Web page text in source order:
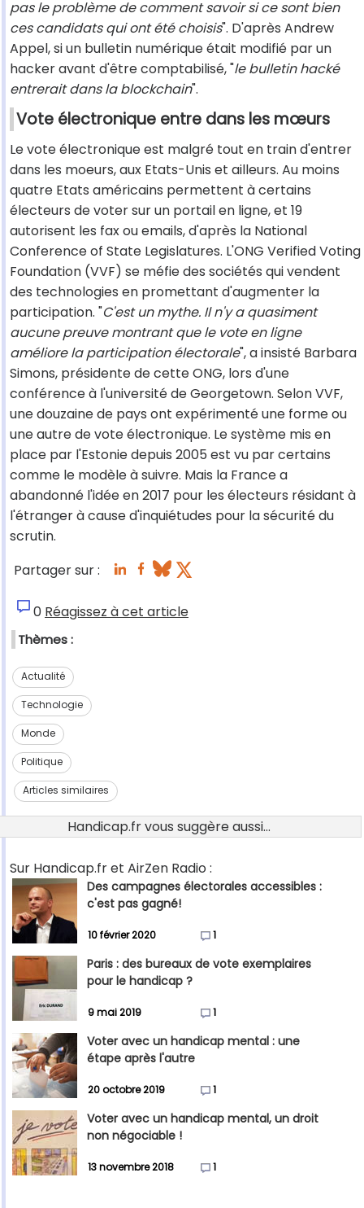
pas le problème de comment savoir si ce sont bien
ces candidats qui ont été choisis". D'après Andrew
Appel, si un bulletin numérique était modifié par un
hacker avant d'être comptabilisé, "le bulletin hacké
entrerait dans la blockchain".
Vote électronique entre dans les mœurs
Le vote électronique est malgré tout en train d'entrer
dans les moeurs, aux Etats-Unis et ailleurs. Au moins
quatre Etats américains permettent à certains
électeurs de voter sur un portail en ligne, et 19
autorisent les fax ou emails, d'après la National
Conference of State Legislatures. L'ONG Verified Voting
Foundation (VVF) se méfie des sociétés qui vendent
des technologies en promettant d'augmenter la
participation. "C'est un mythe. Il n'y a quasiment
aucune preuve montrant que le vote en ligne
améliore la participation électorale", a insisté Barbara
Simons, présidente de cette ONG, lors d'une
conférence à l'université de Georgetown. Selon VVF,
une douzaine de pays ont expérimenté une forme ou
une autre de vote électronique. Le système mis en
place par l'Estonie depuis 2005 est vu par certains
comme le modèle à suivre. Mais la France a
abandonné l'idée en 2017 pour les électeurs résidant à
l'étranger à cause d'inquiétudes pour la sécurité du
scrutin.
Partager sur :
0 Réagissez à cet article
Thèmes :
Actualité
Technologie
Monde
Politique
Articles similaires
Handicap.fr vous suggère aussi...
Sur Handicap.fr et AirZen Radio :
Des campagnes électorales accessibles :
c'est pas gagné!
10 février 2020 1
Paris : des bureaux de vote exemplaires
pour le handicap ?
9 mai 2019 1
Voter avec un handicap mental : une
étape après l'autre
20 octobre 2019 1
Voter avec un handicap mental, un droit
non négociable !
13 novembre 2018 1